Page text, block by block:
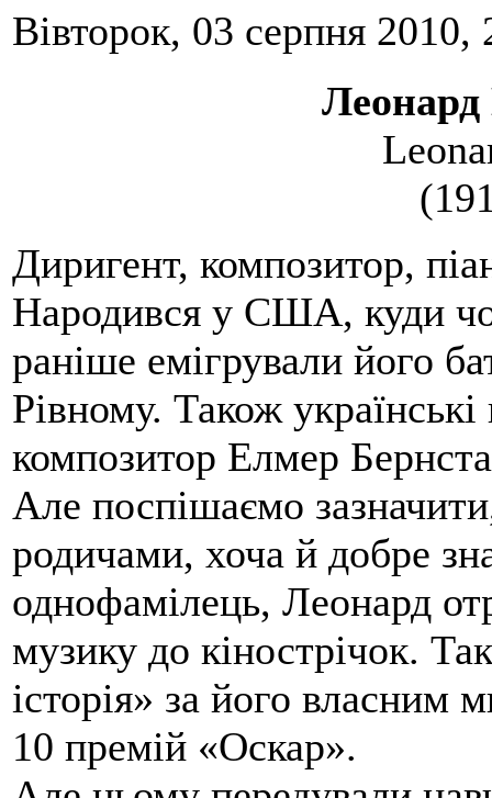
Вівторок, 03 серпня 2010,
Диригент, композитор,
Народився у США, куди
раніше емігрували його
Рівному. Також українські
композитор Елмер
Але поспішаємо
родичами, хоча й добре
однофамілець, Леонард
музику до кінострічок.
історія» за його власним
10 премій «Оскар».